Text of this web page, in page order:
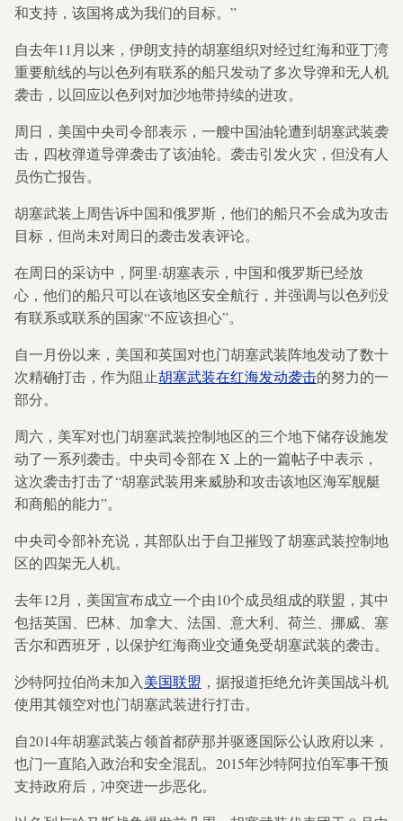
和支持，该国将成为我们的目标。”
自去年11月以来，伊朗支持的胡塞组织对经过红海和亚丁湾
重要航线的与以色列有联系的船只发动了多次导弹和无人机
袭击，以回应以色列对加沙地带持续的进攻。
周日，美国中央司令部表示，一艘中国油轮遭到胡塞武装袭
击，四枚弹道导弹袭击了该油轮。袭击引发火灾，但没有人
员伤亡报告。
胡塞武装上周告诉中国和俄罗斯，他们的船只不会成为攻击
目标，但尚未对周日的袭击发表评论。
在周日的采访中，阿里·胡塞表示，中国和俄罗斯已经放
心，他们的船只可以在该地区安全航行，并强调与以色列没
有联系或联系的国家“不应该担心”。
自一月份以来，美国和英国对也门胡塞武装阵地发动了数十
次精确打击，作为阻止胡塞武装在红海发动袭击的努力的一
部分。
周六，美军对也门胡塞武装控制地区的三个地下储存设施发
动了一系列袭击。中央司令部在 X 上的一篇帖子中表示，
这次袭击打击了“胡塞武装用来威胁和攻击该地区海军舰艇
和商船的能力”。
中央司令部补充说，其部队出于自卫摧毁了胡塞武装控制地
区的四架无人机。
去年12月，美国宣布成立一个由10个成员组成的联盟，其中
包括英国、巴林、加拿大、法国、意大利、荷兰、挪威、塞
舌尔和西班牙，以保护红海商业交通免受胡塞武装的袭击。
沙特阿拉伯尚未加入美国联盟 ，据报道拒绝允许美国战斗机
使用其领空对也门胡塞武装进行打击。
自2014年胡塞武装占领首都萨那并驱逐国际公认政府以来，
也门一直陷入政治和安全混乱。2015年沙特阿拉伯军事干预
支持政府后，冲突进一步恶化。